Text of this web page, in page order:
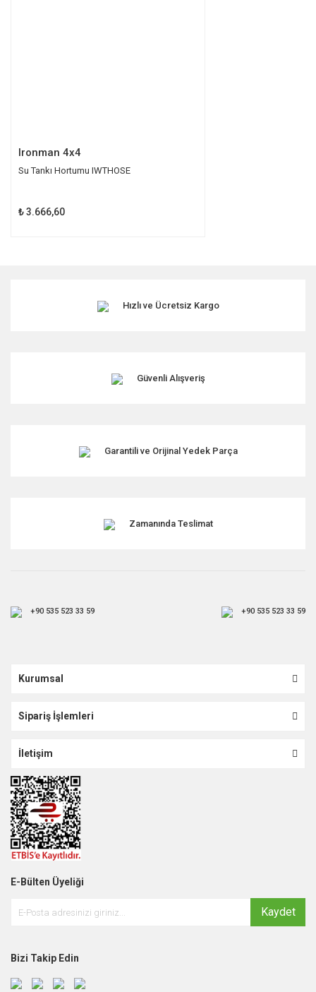
Ironman 4x4
Su Tankı Hortumu IWTHOSE
₺ 3.666,60
Hızlı ve Ücretsiz Kargo
Güvenli Alışveriş
Garantili ve Orijinal Yedek Parça
Zamanında Teslimat
+90 535 523 33 59 +90 535 523 33 59
Kurumsal
Sipariş İşlemleri
İletişim
E-Bülten Üyeliği
Kaydet
Bizi Takip Edin